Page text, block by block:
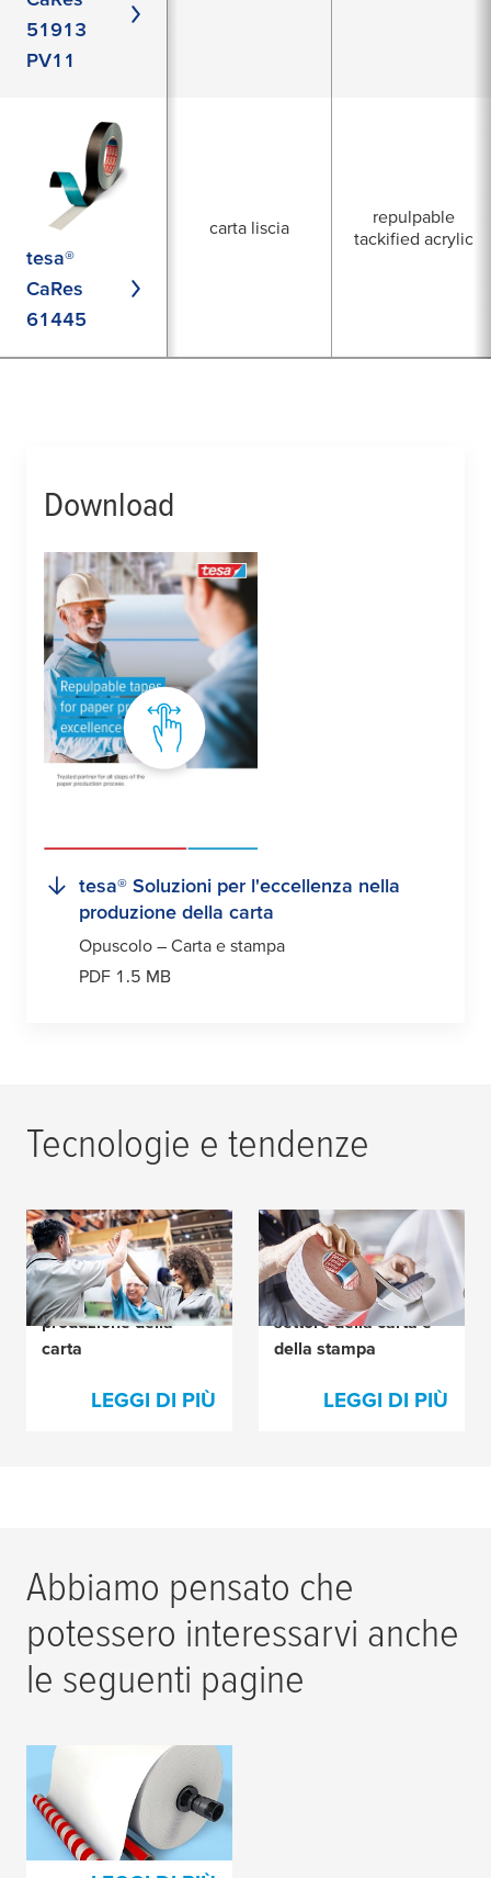
51913
PV11
tesa®
CaRes
61445
carta liscia
repulpable
tackified acrylic
Download
tesa® Soluzioni per l'eccellenza nella
produzione della carta
Opuscolo – Carta e stampa
PDF 1.5 MB
Tecnologie e tendenze
tesa® EasySplice
"Next Level" per
l'eccellenza nella
produzione della
carta
LEGGI DI PIÙ
I nostri nastri per
giunte e prodotti
complementari per il
settore della carta e
della stampa
LEGGI DI PIÙ
Abbiamo pensato che
potessero interessarvi anche
le seguenti pagine
Nastri per la
produzione della
carta